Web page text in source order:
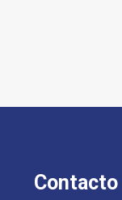
Contacto